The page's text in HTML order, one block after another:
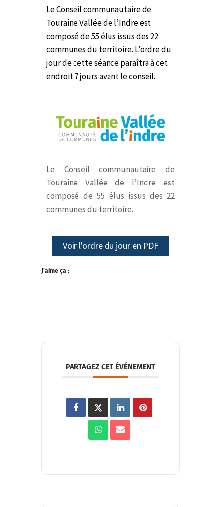
Le Conseil communautaire de
Touraine Vallée de l’Indre est
composé de 55 élus issus des 22
communes du territoire. L’ordre du
jour de cette séance paraîtra à cet
endroit 7 jours avant le conseil.
Le Conseil communautaire de
Touraine Vallée de l’Indre est
composé de 55 élus issus des 22
communes du territoire.
Voir l'ordre du jour en PDF
J’aime ça :
PARTAGEZ CET ÉVÉNEMENT